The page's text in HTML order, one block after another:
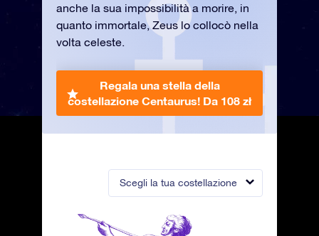
Scegli la tua costellazione
anche la sua impossibilità a morire, in
quanto immortale, Zeus lo collocò nella
volta celeste.
Regala una stella della
costellazione Centaurus! Da 108 zł